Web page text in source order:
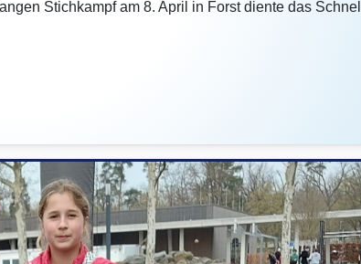
Stichkampf am 8. April in Forst diente das